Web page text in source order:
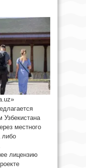
Узбекистана
местного
либо
лицензию